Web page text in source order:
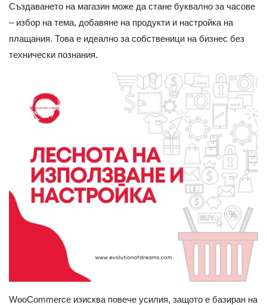
Създаването на магазин може да стане буквално за часове
– избор на тема, добавяне на продукти и настройка на
плащания. Това е идеално за собственици на бизнес без
технически познания.
WooCommerce изисква повече усилия, защото е базиран на